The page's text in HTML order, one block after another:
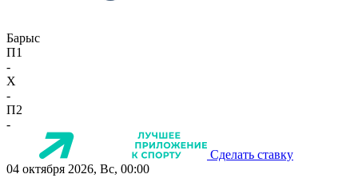
Барыс
П1
-
X
-
П2
-
Сделать ставку
04 октября 2026, Вс, 00:00